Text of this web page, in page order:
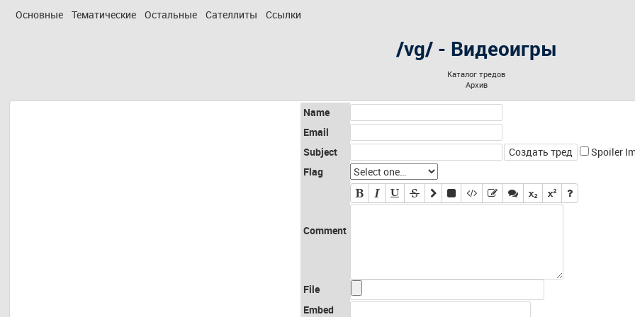
Основные Тематические Остальные Сателлиты Ссылки
/vg/ - Видеоигры
Каталог тредов
Архив
Name
Email
Subject
Spoiler
Flag
Comment
File
Embed